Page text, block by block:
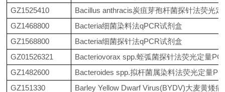
GZ1525410
Bacillus anthracis炭疽芽孢杆菌探针法荧光
GZ1468800
Bacteria细菌染料法qPCR试剂盒
GZ1568800
Bacteria细菌探针法qPCR试剂盒
GZ01526321
Bacteriovorax spp.蛭弧菌探针法荧光定量
GZ1482600
Bacteroides spp.拟杆菌属染料法荧光定量
GZ151330
Barley Yellow Dwarf Virus(BYDV)大麦黄矮